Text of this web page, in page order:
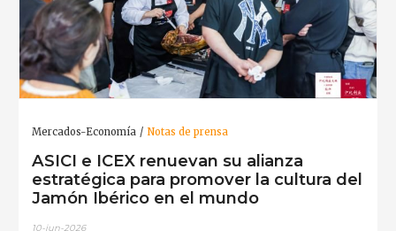
Mercados-Economía Notas de prensa
ASICI e ICEX renuevan su alianza
estratégica para promover la cultura del
Jamón Ibérico en el mundo
10-jun-2026